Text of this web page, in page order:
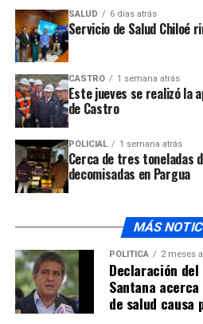
SALUD 6 días atrás
Servicio de Salud Chiloé
CASTRO 1 semana atrás
Este jueves se realizó la
de Castro
POLICIAL 1 semana atrás
Cerca de tres toneladas
decomisadas en Pargua
MÁS
POLÍTICA 2 meses
Declaración
Santana
de salud causa